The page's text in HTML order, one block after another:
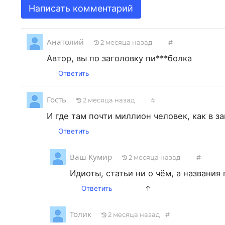
Написать комментарий
Анатолий 2 месяца назад #
Автор, вы по заголовку пи***болка
Ответить
Гость 2 месяца назад #
И где там почти миллион человек, как в
Ответить
Ваш Кумир 2 месяца назад #
Идиоты, статьи ни о чём, а названия
Ответить ↑
Толик 2 месяца назад #